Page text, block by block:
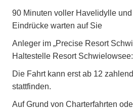
90 Minuten voller Havelidylle
Eindrücke warten auf Sie
Anleger im „Precise Resort
Haltestelle Resort
Die Fahrt kann erst ab 12
stattfinden.
Auf Grund von Charterfahrten